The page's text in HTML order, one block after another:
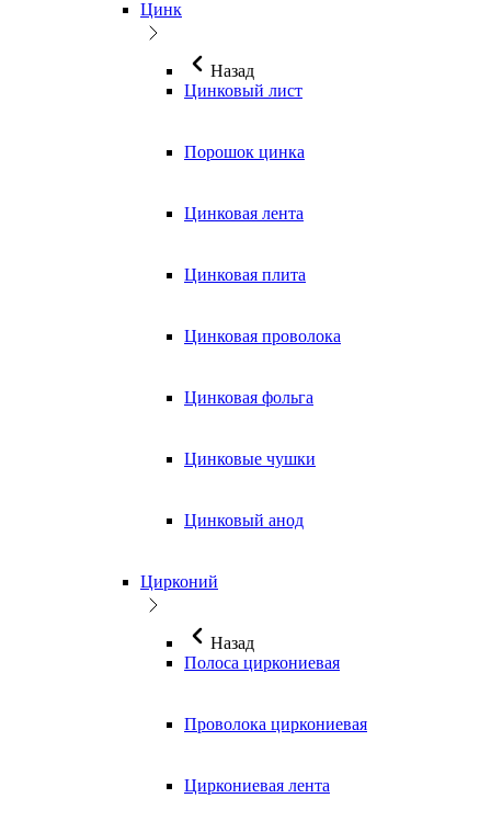
Цинк
Назад
Цинковый лист
Порошок цинка
Цинковая лента
Цинковая плита
Цинковая проволока
Цинковая фольга
Цинковые чушки
Цинковый анод
Цирконий
Назад
Полоса циркониевая
Проволока циркониевая
Циркониевая лента